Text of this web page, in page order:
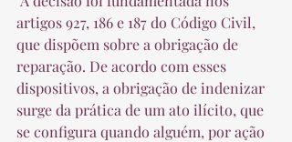
artigos 927, 186 e 187 do Código Civil,
que dispõem sobre a obrigação de
reparação. De acordo com esses
dispositivos, a obrigação de indenizar
surge da prática de um ato ilícito, que
se configura quando alguém, por ação